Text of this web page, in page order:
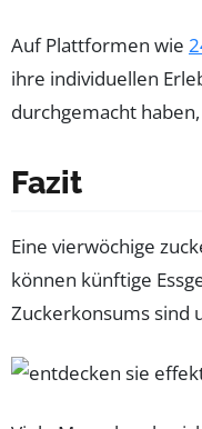
Auf Plattformen wie
ihre individuellen
durchgemacht
Fazit
Eine vierwöchige
können künftige
Zuckerkonsums sind